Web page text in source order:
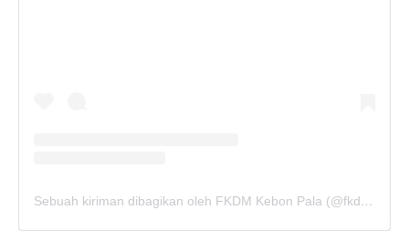
Sebuah kiriman dibagikan oleh FKDM Kebon Pala (@fkdm_kebonpala)